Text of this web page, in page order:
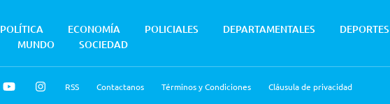
POLÍTICA ECONOMÍA POLICIALES DEPARTAMENTALES DEPORTES
MUNDO SOCIEDAD
RSS Contactanos Términos y Condiciones Cláusula de privacidad